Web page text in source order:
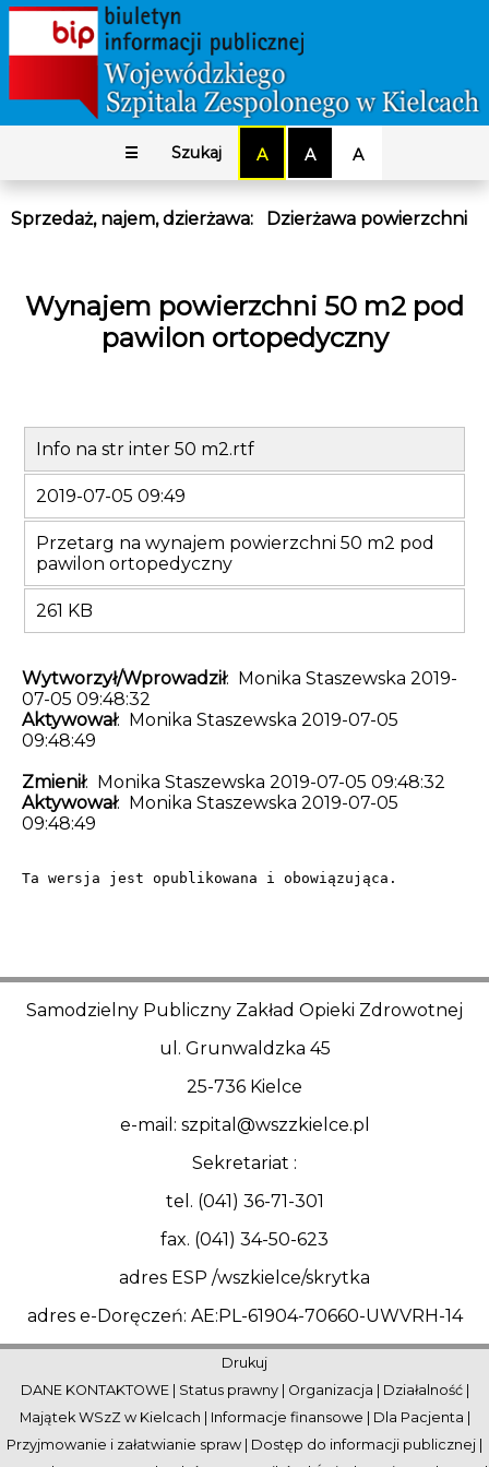
☰ Szukaj A A A
Sprzedaż, najem, dzierżawa: Dzierżawa powierzchni
Wynajem powierzchni 50 m2 pod
pawilon ortopedyczny
Info na str inter 50 m2.rtf
2019-07-05 09:49
Przetarg na wynajem powierzchni 50 m2 pod
pawilon ortopedyczny
261 KB
Wytworzył/Wprowadził: Monika Staszewska 2019-
07-05 09:48:32
Aktywował: Monika Staszewska 2019-07-05
09:48:49
Zmienił: Monika Staszewska 2019-07-05 09:48:32
Aktywował: Monika Staszewska 2019-07-05
09:48:49
Ta wersja jest opublikowana i obowiązująca.
Samodzielny Publiczny Zakład Opieki Zdrowotnej
ul. Grunwaldzka 45
25-736 Kielce
e-mail: szpital@wszzkielce.pl
Sekretariat :
tel. (041) 36-71-301
fax. (041) 34-50-623
adres ESP /wszkielce/skrytka
adres e-Doręczeń: AE:PL-61904-70660-UWVRH-14
Drukuj
DANE KONTAKTOWE| Status prawny| Organizacja Działalność|
Majątek WSzZ w Kielcach
Informacje finansowe Dla Pacjenta
Przyjmowanie i załatwianie spraw
Dostęp do informacji publicznej